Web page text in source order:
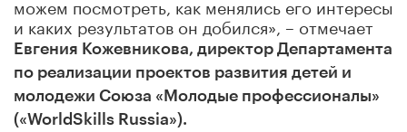
можем посмотреть, как менялись его интересы
и каких результатов он добился», – отмечает
Евгения Кожевникова, директор Департамента
по реализации проектов развития детей и
молодежи Союза «Молодые профессионалы»
(«WorldSkills Russia»).